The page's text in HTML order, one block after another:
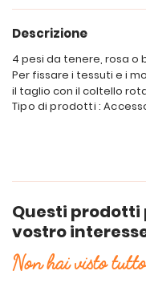
Descrizione
4 pesi da tenere, rosa o
Per fissare i tessuti e i
il taglio con il coltello
Tipo di prodotti :
Questi prodotti
vostro
Non hai visto